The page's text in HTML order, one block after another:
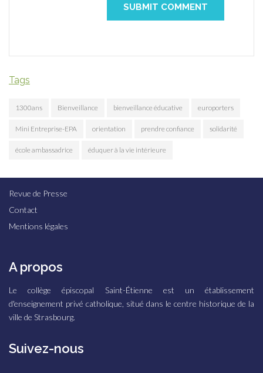
Tags
1300ans Bienveillance bienveillance éducative europorters
Mini Entreprise-EPA orientation prendre confiance solidarité
école ambassadrice éduquer à la vie intérieure
Revue de Presse
Contact
Mentions légales
A propos
Le collège épiscopal Saint-Étienne est un établissement
d'enseignement privé catholique, situé dans le centre historique de la
ville de Strasbourg.
Suivez-nous